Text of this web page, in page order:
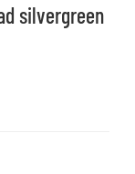
silvergreen